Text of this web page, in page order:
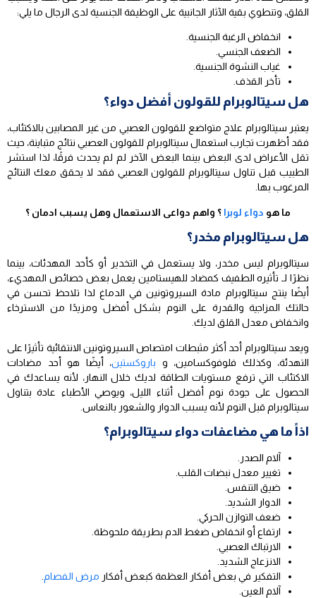
القلق، وتنطوي بقية الآثار الجانبية على الوظيفة الجنسية لدى الرجال ما يلي:
انخفاض الرغبة الجنسية.
الضعف الجنسي.
غياب النشوة الجنسية.
تأخر القذف.
هل سيتالوبرام للقولون أفضل دواء؟
يعتبر سيتالوبرام علاج متواضع للقولون العصبي من غير المصابين بالاكتئاب،
فقد أظهرت تجارب استعمال سيتالوبرام للقولون العصبي نتائج متباينة، حيث
تقل الأعراض لدى البعض بينما البعض الآخر لم لم يحدث فرقًا، لذا استشر
الطبيب قبل تناول سيتالوبرام للقولون العصبي فقد لا يحقق معك النتائج
المرغوب بها.
ما هو دواء لوبرا ؟ واهم دواعى الاستعمال وهل يسبب ادمان ؟
هل سيتالوبرام مخدر؟
سيتالوبرام ليس مخدر، ولا يستعمل في التخدير أو كأحد المهدئات، بينما
نظرًا لـ تأثيره الطفيف كمضاد للهيستامين يعمل بعض خصائص المهديء،
أيضًا ينتج سيتالوبرام مادة السيروتونين في الدماغ لذا تلاحظ تحسن في
حالتك المزاجية والقدرة على النوم بشكل أفضل ومزيدًا من الاسترخاء
وانخفاض معدل القلق لديك.
ويعد سيتالوبرام أحد أكثر مثبطات امتصاص السيروتونين الانتقائية تأثيرًا على
التهدئة، وكذلك فلوفوكسامين، و باروكستين، أيضًا هو أحد مضادات
الاكتئاب التي ترفع مستويات الطاقة لديك خلال النهار، لأنه يساعدك في
الحصول على جودة نوم أفضل أثناء الليل، ويوصي الأطباء عادة بتناول
سيتالوبرام قبل النوم لأنه يسبب الدوار والشعور بالنعاس.
اذاً ما هي مضاعفات دواء سيتالوبرام؟
آلام الصدر.
تغيير معدل نبضات القلب.
ضيق التنفس.
الدوار الشديد.
ضعف التوازن الحركي.
ارتفاع أو انخفاض ضغط الدم بطريقة ملحوظة.
الارتباك العصبي.
الانزعاج الشديد.
التفكير في بعض أفكار العظمة كبعض أفكار مرض الفصام
آلام العين.